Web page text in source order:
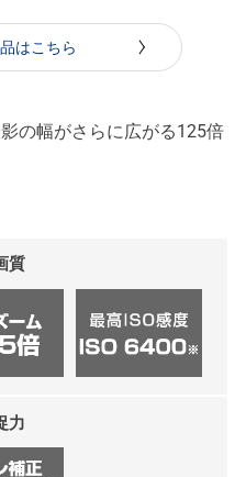
はこちら
の幅がさらに広がる125倍
質
力